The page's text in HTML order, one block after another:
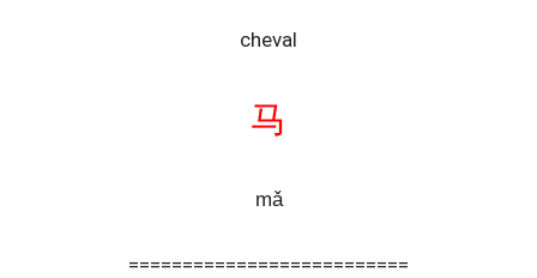
cheval
马
mǎ
==========================